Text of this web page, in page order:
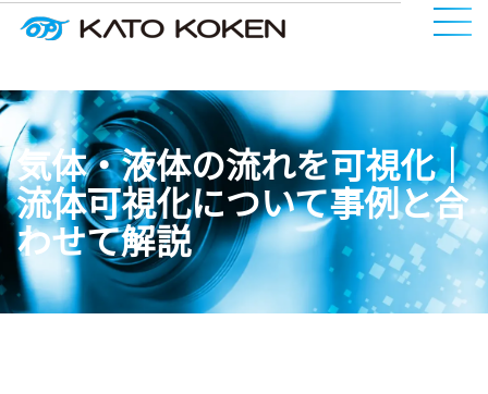
気体・液体の流れを可視化｜
流体可視化について事例と合
わせて解説